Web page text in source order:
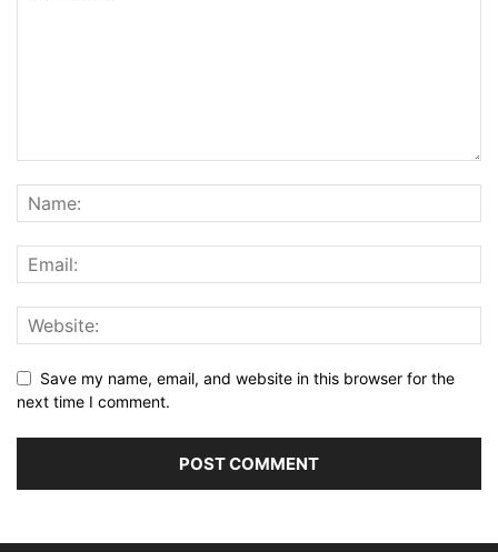
Save my name, email, and website in this browser for the
next time I comment.